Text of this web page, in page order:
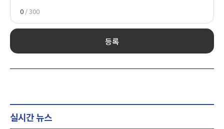
0 / 300
등록
실시간 뉴스